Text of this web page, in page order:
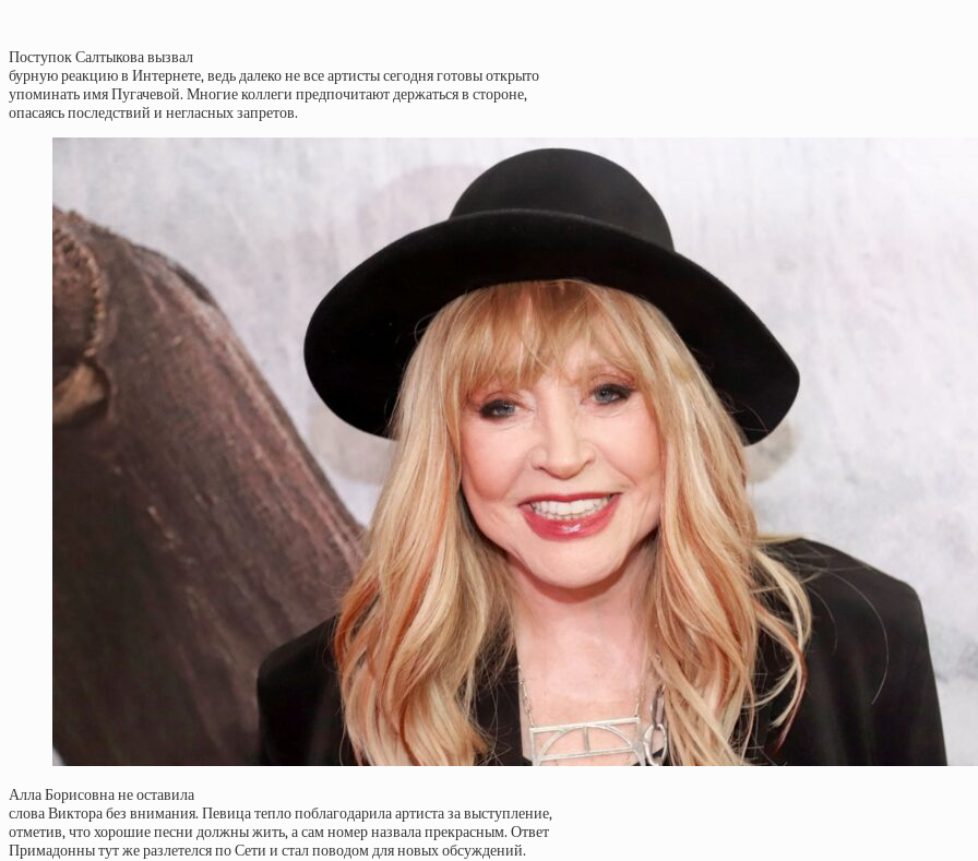
Поступок Салтыкова вызвал
бурную реакцию в Интернете, ведь далеко не все артисты сегодня готовы открыто
упоминать имя Пугачевой. Многие коллеги предпочитают держаться в стороне,
опасаясь последствий и негласных запретов.
Алла Борисовна не оставила
слова Виктора без внимания. Певица тепло поблагодарила артиста за выступление,
отметив, что хорошие песни должны жить, а сам номер назвала прекрасным. Ответ
Примадонны тут же разлетелся по Сети и стал поводом для новых обсуждений.